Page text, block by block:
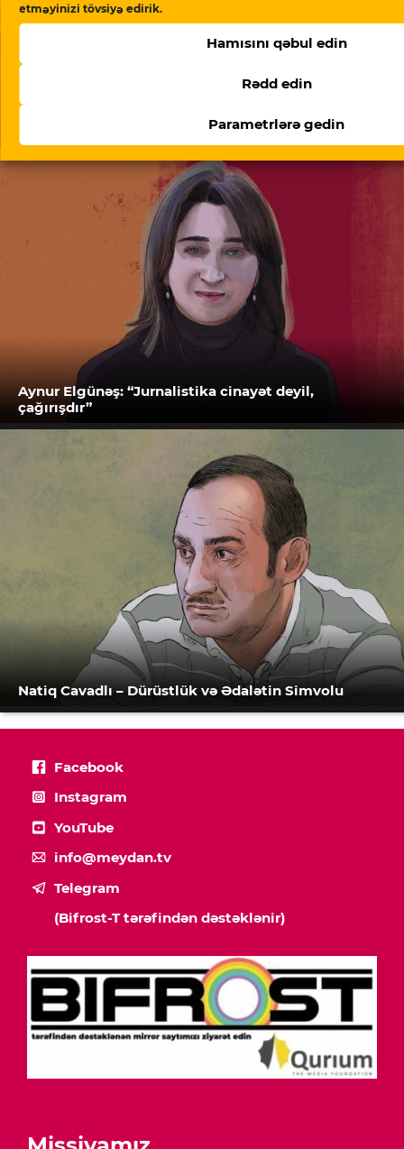
etməyinizi tövsiyə edirik.
Hamısını qəbul edin
Rədd edin
Parametrlərə gedin
Aynur Elgünəş: “Jurnalistika cinayət deyil,
çağırışdır”
Natiq Cavadlı – Dürüstlük və Ədalətin Simvolu
Facebook
Instagram
YouTube
info@meydan.tv
Telegram
(Bifrost-T tərəfindən dəstəklənir)